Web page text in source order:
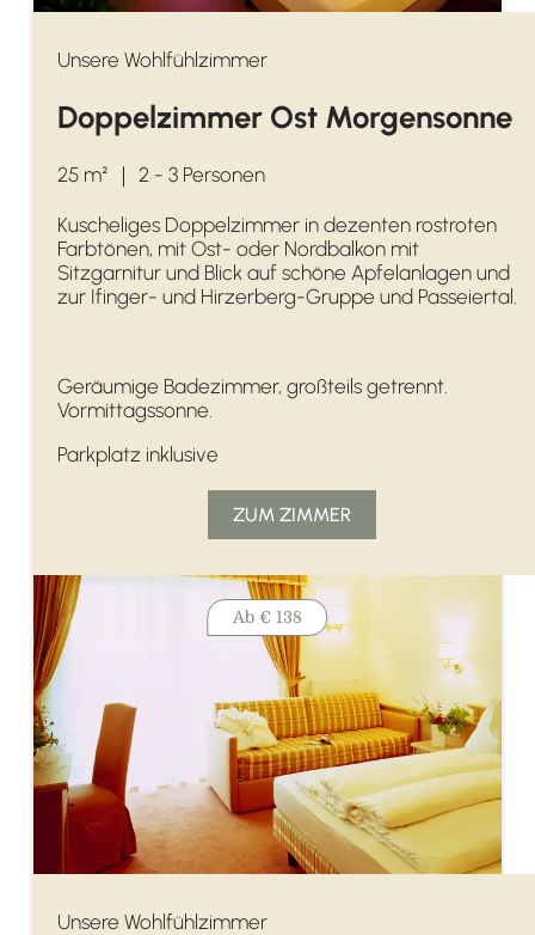
Unsere Wohlfühlzimmer
Doppelzimmer Ost Morgensonne
25 m² ｜ 2 - 3 Personen
Kuscheliges Doppelzimmer in dezenten rostroten
Farbtönen, mit Ost- oder Nordbalkon mit
Sitzgarnitur und Blick auf schöne Apfelanlagen und
zur Ifinger- und Hirzerberg-Gruppe und Passeiertal.
Geräumige Badezimmer, großteils getrennt.
Vormittagssonne.
Parkplatz inklusive
ZUM ZIMMER
Unsere Wohlfühlzimmer
Ab € 138